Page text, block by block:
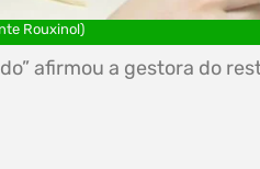
Rouxinol)
afirmou a gestora do